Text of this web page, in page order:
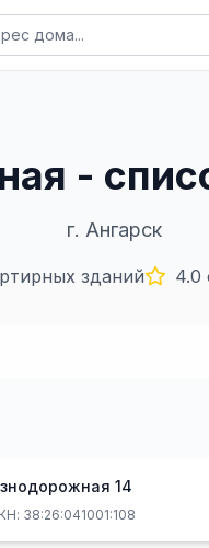
-
г. Ангарск
зданий 4.0
14
38:26:041001:108